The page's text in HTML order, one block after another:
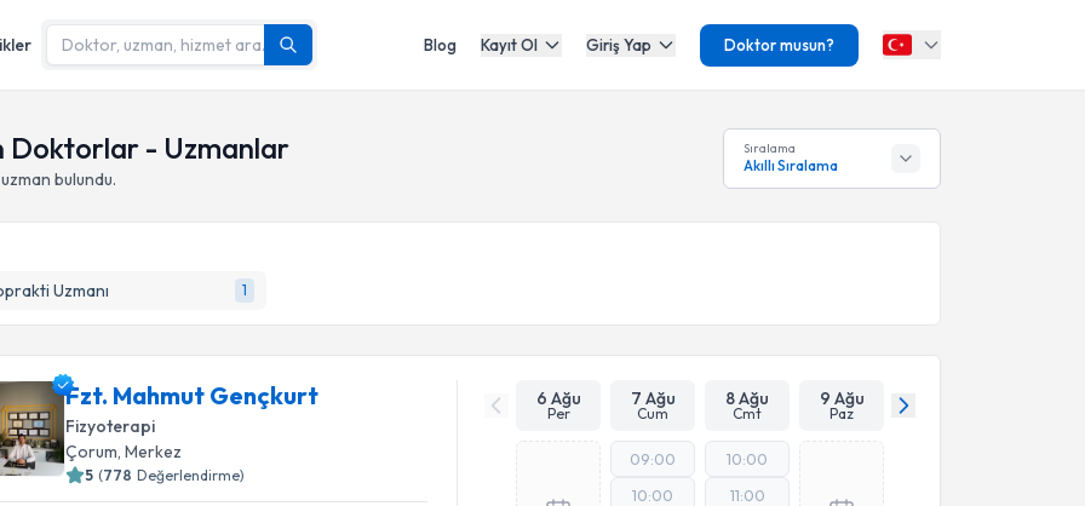
Blog Kayıt Ol Giriş Yap Doktor musun?
Doktorlar - Uzmanlar
bulundu.
Sıralama
Akıllı Sıralama
Uzmanı 1
Fzt. Mahmut Gençkurt
Fizyoterapi
Çorum,Merkez
5 (778 Değerlendirme)
6 Ağu
Per
7 Ağu
Cum
8 Ağu
Cmt
9 Ağu
Paz
09:00
10:00
10:00
11:00